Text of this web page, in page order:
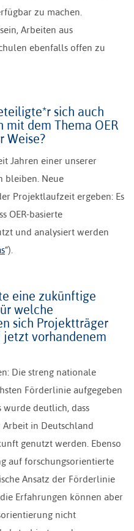
zu machen.
Arbeiten aus
ebenfalls offen zu
sich auch
mit dem Thema OER
Weise?
Jahren einer unserer
bleiben. Neue
Projektlaufzeit ergeben: Es
OER-basierte
und analysiert werden
“).
eine zukünftige
welche
sich Projektträger
vorhandenem
Die streng nationale
Förderlinie aufgegeben
wurde deutlich, dass
Arbeit in Deutschland
genutzt werden. Ebenso
auf forschungsorientierte
Ansatz der Förderlinie
Erfahrungen können aber
nicht